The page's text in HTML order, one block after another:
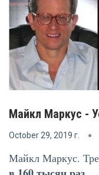
Майкл Маркус -
October 29, 2019 г.
Майкл Маркус.